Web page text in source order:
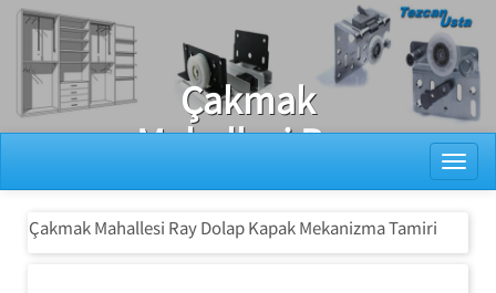
Ray Dolap Tamiri
Çakmak
Mahallesi Ray
Dolap Kapak
Mekanizma
Tamiri
Çakmak Mahallesi Ray Dolap Kapak Mekanizma Tamiri